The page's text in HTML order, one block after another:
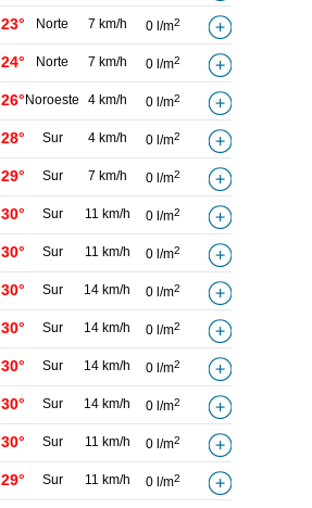
23° Norte 7 km/h 0 l/m2
24° Norte 7 km/h 0 l/m2
26° Noroeste 4 km/h 0 l/m2
28° Sur 4 km/h 0 l/m2
29° Sur 7 km/h 0 l/m2
30° Sur 11 km/h 0 l/m2
30° Sur 11 km/h 0 l/m2
30° Sur 14 km/h 0 l/m2
30° Sur 14 km/h 0 l/m2
30° Sur 14 km/h 0 l/m2
30° Sur 14 km/h 0 l/m2
30° Sur 11 km/h 0 l/m2
29° Sur 11 km/h 0 l/m2